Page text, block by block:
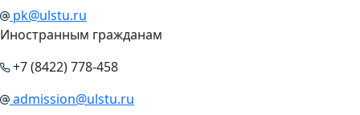
pk@ulstu.ru
Иностранным гражданам
+7 (8422) 778-458
admission@ulstu.ru